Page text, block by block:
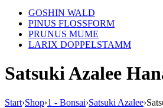
GOSHIN WALD
PINUS FLOSSFORM
PRUNUS MUME
LARIX DOPPELSTAMM
Satsuki Azalee
Start›Shop›1 - Bonsai›Satsuki Azalee›